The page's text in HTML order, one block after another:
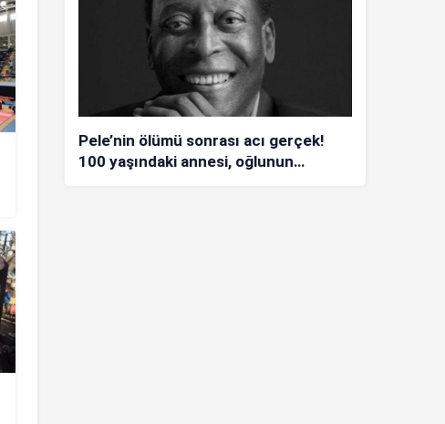
Pele’nin ölümü sonrası acı gerçek!
100 yaşındaki annesi, oğlunun